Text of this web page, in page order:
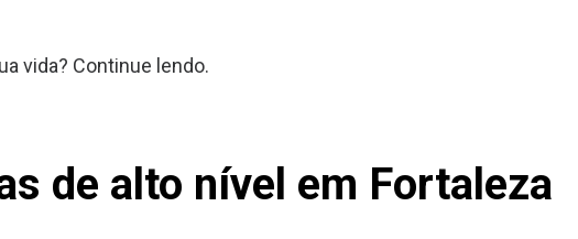
vida? Continue lendo.
de alto nível em Fortaleza